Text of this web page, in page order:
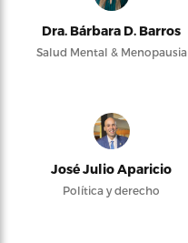
Dra. Bárbara D. Barros
Salud Mental & Menopausia
José Julio Aparicio
Política y derecho